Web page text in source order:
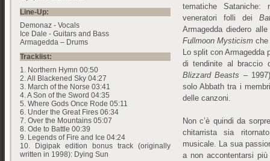
Line-Up:
Demonaz - Vocals
Ice Dale - Guitars and Bass
Armagedda – Drums
Tracklist:
1. Northern Hymn 00:50
2. All Blackened Sky 04:27
3. March of the Norse 03:41
4. A Son of the Sword 04:35
5. Where Gods Once Rode 05:11
6. Under the Great Fires 06:34
7. Over the Mountains 05:07
8. Ode to Battle 00:39
9. Legends of Fire and Ice 04:24
10. Digipak edition bonus track (originally
written in 1998): Dying Sun
tematiche
veneratori folli dei
Armagedda diedero
Fullmoon Mysticism che
Lo split con Armagedda
di tendinite al braccio
Blizzard Beasts –
solo Abbath tra i
delle canzoni.
Non c’è quindi da
chitarrista sia
musicale. La sua
a non accontentarsi